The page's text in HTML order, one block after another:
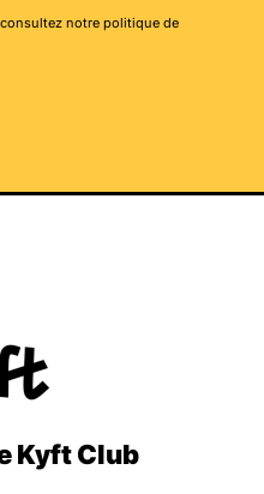
consultez notre politique de
Kyft Club